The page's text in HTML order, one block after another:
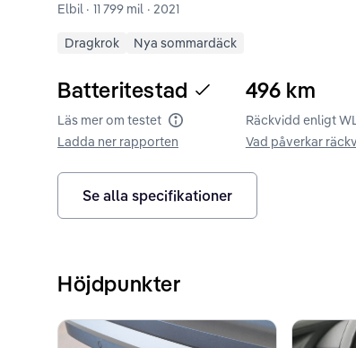
Elbil · 11 799 mil · 2021
Dragkrok Nya sommardäck
Batteritestad
Läs mer om testet Batteritest
Ladda ner rapporten
496 km
Räckvidd enligt
Vad påverkar
Se alla specifikationer
Höjdpunkter